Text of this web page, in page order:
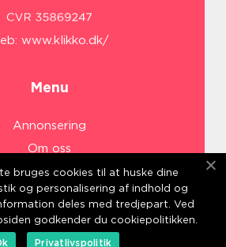
www.klikko.dk/
Menu
Annonsering
Om oss
Cookies
Kontakta oss
Sitemap
bruges cookies til at huske dine
og personalisering af indhold og
deles med tredjepart. Ved
godkender du cookiepolitikken.
Privatlivspolitik